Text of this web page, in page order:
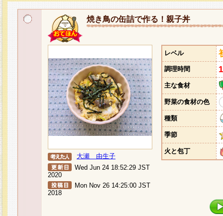
焼き鳥の缶詰で作る！親子丼
大瀬 由生子
Wed Jun 24 18:52:29 JST
2020
Mon Nov 26 14:25:00 JST
2018
レベル
調理時間
主な食材
野菜の食材の色
種類
季節
火と包丁